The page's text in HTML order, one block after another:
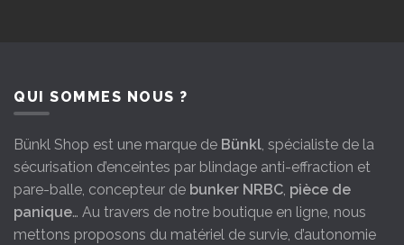
QUI SOMMES NOUS ?
Bünkl Shop est une marque de Bünkl, spécialiste de la
sécurisation d’enceintes par blindage anti-effraction et
pare-balle, concepteur de bunker NRBC, pièce de
panique… Au travers de notre boutique en ligne, nous
mettons proposons du matériel de survie, d’autonomie